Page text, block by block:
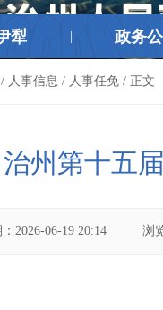
犁 政务
/ 人事信息 / 人事任免 / 正文
州第十五
2026-06-19 20:14 浏